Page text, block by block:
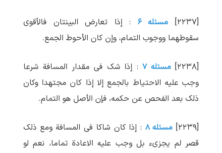
[۲۲۳۷] مسئله ۶
: إذا تعارض البینتان فالأقوی
سقوطهما ووجوب التمام، وإن کان الأحوط الجمع.
[۲۲۳۸] مسئله ۷
: إذا شک فی مقدار المسافة شرعا
وجب علیه الاحتیاط بالجمع إلا إذا کان مجتهدا وکان
ذلک بعد الفحص عن حکمه، فإن الأصل هو التمام.
[۲۲۳۹] مسئله ۸
: إذا کان شاکا فی المسافة ومع ذلک
قصر لم یجزیء بل وجب علیه الاعادة تماما، نعم لو